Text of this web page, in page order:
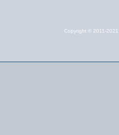
Copyright © 2011-